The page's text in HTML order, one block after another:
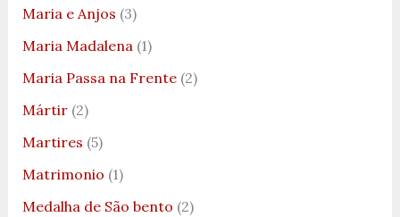
Maria e Anjos (3)
Maria Madalena(1)
Maria Passa na Frente(2)
Mártir(2)
Martires (5)
Matrimonio (1)
Medalha de São bento (2)